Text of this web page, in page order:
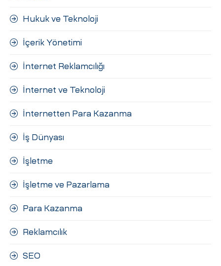
Hukuk ve Teknoloji
İçerik Yönetimi
İnternet Reklamcılığı
İnternet ve Teknoloji
İnternetten Para Kazanma
İş Dünyası
İşletme
İşletme ve Pazarlama
Para Kazanma
Reklamcılık
SEO